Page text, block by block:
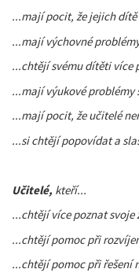
...mají pocit, že jejich dítě
...mají výchovné
...chtějí svému dítěti více
...mají výukové problémy
...mají pocit, že učitelé
...si chtějí popovídat a
Učitelé, kteří...
...chtějí více poznat svoje
...chtějí pomoc při
...chtějí pomoc při řešení